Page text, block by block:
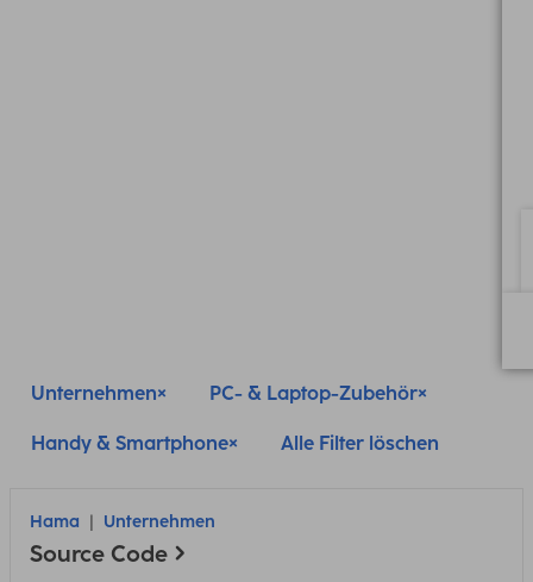
Unternehmen PC- & Laptop-Zubehör
Handy & Smartphone Alle Filter löschen
Hama Unternehmen
Source Code